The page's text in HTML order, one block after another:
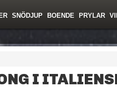
SNÖDJUP BOENDE PRYLAR
I